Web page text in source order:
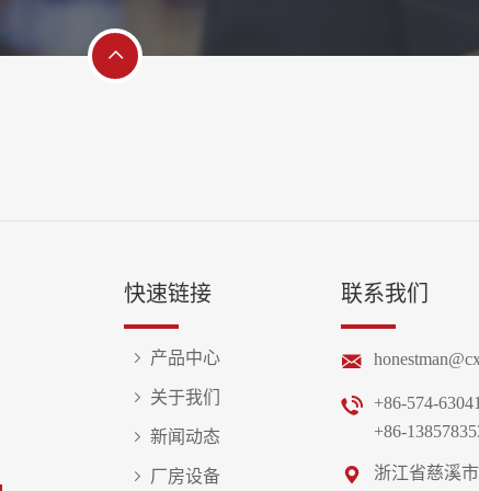
快速链接
产品中心
关于我们
新闻动态
厂房设备
联系我们
+86-574-
+86-
浙江省慈溪